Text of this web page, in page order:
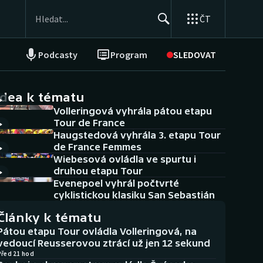
ČT
Podcasty Program SLEDOVAT
NEPŘEHLÉDNĚTE
Historické návraty
Aplikace ČT sport
AZ kvíz
k tématu
Volleringová vyhrála pátou etapu
Tour de France
Haugstedová vyhrála 3. etapu Tour
de France Femmes
Wiebesová ovládla ve spurtu i
druhou etapu Tour
Evenepoel vyhrál počtvrté
cyklistickou klasiku San Sebastián
k tématu
etapu Tour ovládla Volleringová, na
Reusserovou ztrácí už jen 12 sekund
21 hod